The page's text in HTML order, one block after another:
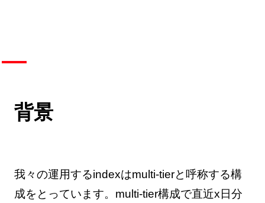
背景
我々の運用するindexはmulti-tierと呼称する構
成をとっています。multi-tier構成で直近x日分